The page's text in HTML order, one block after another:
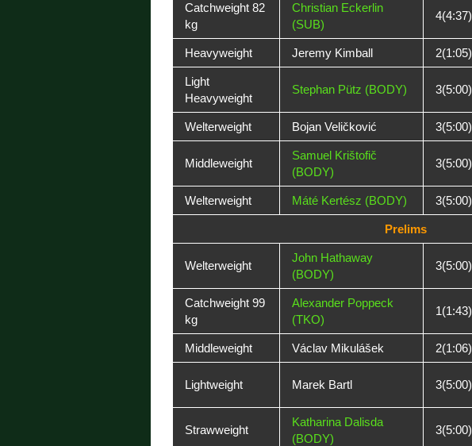
Catchweight 82
kg
Christian Eckerlin
(SUB)
4(4:37)
Heavyweight Jeremy Kimball 2(1:05)
Light
Heavyweight
Stephan Pütz (BODY) 3(5:00)
Welterweight Bojan Veličković 3(5:00)
Middleweight
Samuel Krištofič
(BODY)
3(5:00)
Welterweight Máté Kertész (BODY) 3(5:00)
Prelims
Welterweight
John Hathaway
(BODY)
3(5:00)
Catchweight 99
kg
Alexander Poppeck
(TKO)
1(1:43)
Middleweight Václav Mikulášek 2(1:06)
Lightweight Marek Bartl 3(5:00)
Strawweight
Katharina Dalisda
(BODY)
3(5:00)